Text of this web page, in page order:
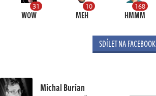
31
WOW
10
MEH
168
HMMM
SDÍLET NA FACEBOOK
Michal Burian